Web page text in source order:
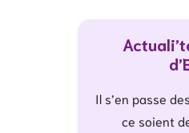
Il s’en passe
ce soient